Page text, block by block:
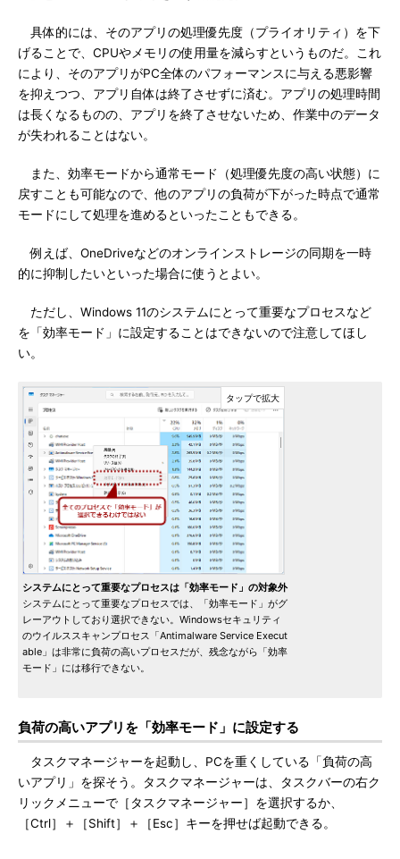
具体的には、そのアプリの処理優先度（プライオリティ）を下
げることで、CPUやメモリの使用量を減らすというものだ。これ
により、そのアプリがPC全体のパフォーマンスに与える悪影響
を抑えつつ、アプリ自体は終了させずに済む。アプリの処理時間
は長くなるものの、アプリを終了させないため、作業中のデータ
が失われることはない。
また、効率モードから通常モード（処理優先度の高い状態）に
戻すことも可能なので、他のアプリの負荷が下がった時点で通常
モードにして処理を進めるといったこともできる。
例えば、OneDriveなどのオンラインストレージの同期を一時
的に抑制したいといった場合に使うとよい。
ただし、Windows 11のシステムにとって重要なプロセスなど
を「効率モード」に設定することはできないので注意してほし
い。
システムにとって重要なプロセスは「効率モード」の対象外
システムにとって重要なプロセスでは、「効率モード」がグ
レーアウトしており選択できない。Windowsセキュリティ
のウイルススキャンプロセス「Antimalware Service Execut
able」は非常に負荷の高いプロセスだが、残念ながら「効率
モード」には移行できない。
負荷の高いアプリを「効率モード」に設定する
タスクマネージャーを起動し、PCを重くしている「負荷の高
いアプリ」を探そう。タスクマネージャーは、タスクバーの右ク
リックメニューで［タスクマネージャー］を選択するか、
［Ctrl］＋［Shift］＋［Esc］キーを押せば起動できる。